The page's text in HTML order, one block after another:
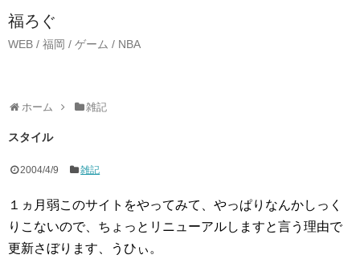
福ろぐ
WEB / 福岡 / ゲーム / NBA
ホーム 雑記
スタイル
2004/4/9 雑記
１ヵ月弱このサイトをやってみて、やっぱりなんかしっく
りこないので、ちょっとリニューアルしますと言う理由で
更新さぼります、うひぃ。